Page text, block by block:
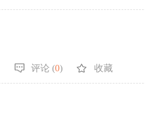
评论 (0) 收藏